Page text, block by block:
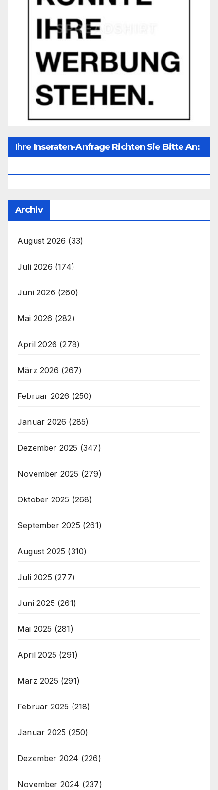
Ihre Inseraten-Anfrage Richten Sie Bitte An:
Archiv
August 2026 (33)
Juli 2026 (174)
Juni 2026 (260)
Mai 2026 (282)
April 2026 (278)
März 2026 (267)
Februar 2026 (250)
Januar 2026 (285)
Dezember 2025 (347)
November 2025 (279)
Oktober 2025 (268)
September 2025 (261)
August 2025 (310)
Juli 2025 (277)
Juni 2025 (261)
Mai 2025 (281)
April 2025 (291)
März 2025 (291)
Februar 2025 (218)
Januar 2025 (250)
Dezember 2024 (226)
November 2024 (237)